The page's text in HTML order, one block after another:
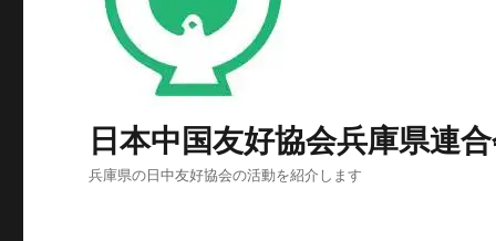
日本中国友好協会兵庫県連
兵庫県の日中友好協会の活動を紹介します